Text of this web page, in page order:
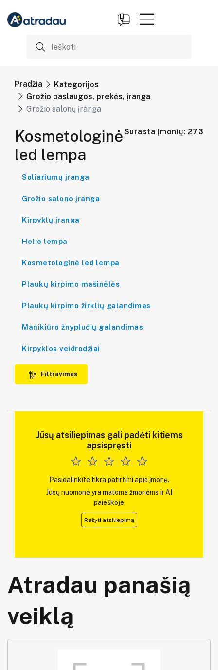
Pradžia
Kategorijos
Grožio paslaugos, prekės, įranga
Grožio salonų įranga
Kosmetologinė
led lempa
Surasta įmonių: 273
Soliariumų įranga
Grožio salono įranga
Kirpyklų įranga
Helio lempa
Kosmetologinė led lempa
Plaukų kirpimo mašinėlės
Plaukų kirpimo žirklių galandimas
Manikiūro žnyplučių galandimas
Kirpyklos veidrodžiai
Filtravimas
Jūsų atsiliepimas gali padėti kitiems
apsispręsti
Pasidalinkite tikra patirtimi apie įmonę.
Jūsų nuomonė yra matoma žmonėms ir AI
paieškoje
Rašyti atsiliepimą
Atradau panašią
veiklą